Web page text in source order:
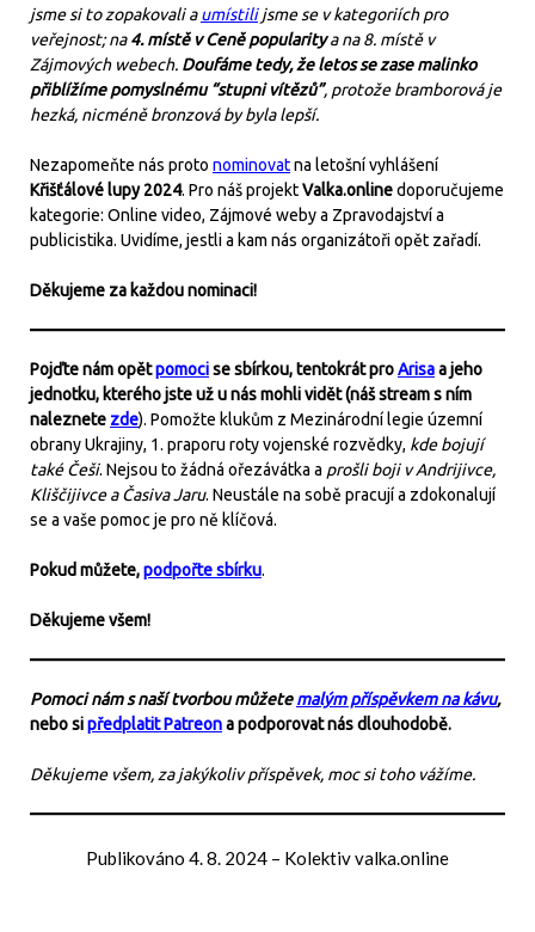
jsme si to zopakovali aumístilijsme se v kategoriích pro
veřejnost; na4. místě v Ceně popularitya na 8. místě v
Zájmových webech. Doufáme tedy, že letos se zase malinko
přiblížíme pomyslnému “stupni vítězů”, protože bramborová je
hezká, nicméně bronzová by byla lepší.
Nezapomeňte nás proto nominovatna letošní vyhlášení
Křišťálové lupy 2024. Pro náš projektValka.onlinedoporučujeme
kategorie: Online video, Zájmové weby a Zpravodajství a
publicistika. Uvidíme, jestli a kam nás organizátoři opět zařadí.
Děkujeme za každou nominaci!
Pojďte nám opětpomocise sbírkou, tentokrát proArisaa jeho
jednotku, kterého jste už u nás mohli vidět (náš stream s ním
naleznete zde). Pomožte klukům z Mezinárodní legie územní
obrany Ukrajiny, 1. praporu roty vojenské rozvědky, kde bojují
také Češi. Nejsou to žádná ořezávátka a prošli boji v Andrijivce,
Kliščijivce a Časiva Jaru. Neustále na sobě pracují a zdokonalují
se a vaše pomoc je pro ně klíčová.
Pokud můžete,podpořte sbírku.
Děkujeme všem!
Pomoci nám s naší tvorbou můžetemalým příspěvkem na kávu,
nebo sipředplatit Patreona podporovat nás dlouhodobě.
Děkujeme všem, za jakýkoliv příspěvek, moc si toho vážíme.
Publikováno 4. 8. 2024 – Kolektiv valka.online